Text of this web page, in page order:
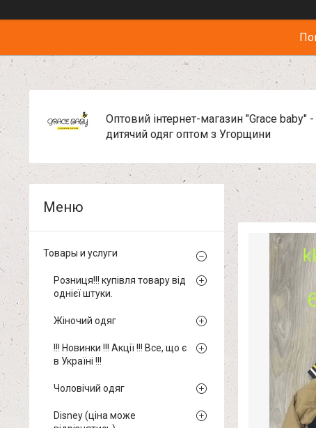
Оптовий інтернет-магазин "Grace baby" -
дитячий одяг оптом з Угорщини
Товары и услуги
Розниця!!! купівля товару від
однієї штуки.
Жіночий одяг
!!! Новинки !!! Акції !!! Все, що є
в Україні !!!
Чоловічий одяг
Disney (ціна може